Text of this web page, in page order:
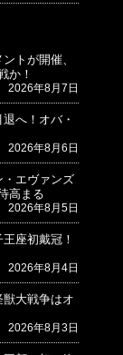
トが開催、
か！
2026年8月7日
へ！オバ・
2026年8月6日
・エヴァンズ
高まる
2026年8月5日
座初戴冠！
2026年8月4日
獣大戦争はオ
2026年8月3日
～